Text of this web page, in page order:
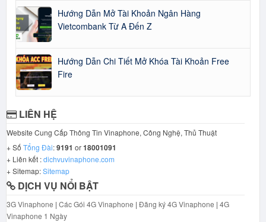
Hướng Dẫn Mở Tài Khoản Ngân Hàng
Vietcombank Từ A Đến Z
Hướng Dẫn Chi Tiết Mở Khóa Tài Khoản Free
Fire
LIÊN HỆ
Website Cung Cấp Thông Tin Vinaphone, Công Nghệ, Thủ Thuật
+ Số Tổng Đài:9191 or18001091
+ Liên kết :dichvuvinaphone.com
+ Sitemap:Sitemap
DỊCH VỤ NỔI BẬT
3G Vinaphone | Các Gói 4G Vinaphone | Đăng ký 4G Vinaphone | 4G
Vinaphone 1 Ngày